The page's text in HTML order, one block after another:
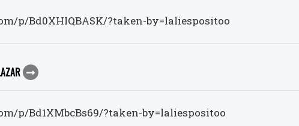
p/Bd0XHIQBASK/?taken-by=laliespositoo
p/Bd1XMbcBs69/?taken-by=laliespositoo